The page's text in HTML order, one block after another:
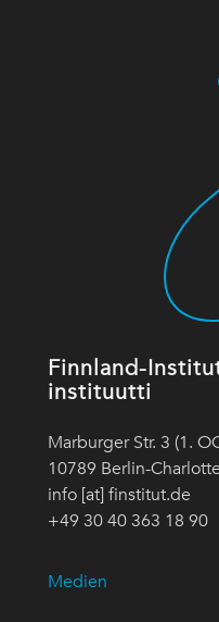
Finnland-
instituutti
Marburger Str. 3 (1.
10789 Berlin-
info [at] finstitut.de
+49 30 40 363 18 90
Medien